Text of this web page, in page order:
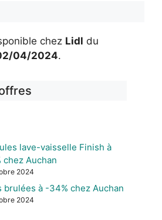
chez Lidl du
04/2024.
lave-vaisselle Finish à
chez Auchan
2024
brulées à -34% chez Auchan
2024